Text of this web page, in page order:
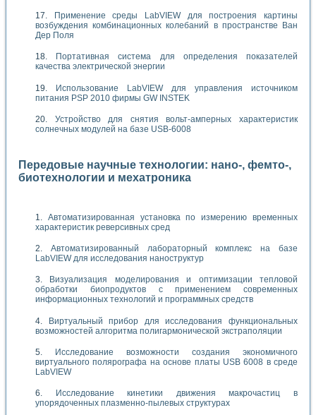
Применение среды LabVIEW для построения картины
возбуждения комбинационных колебаний в пространстве Ван
Дер Поля
Портативная система для определения показателей
качества электрической энергии
Использование LabVIEW для управления источником
питания PSP 2010 фирмы GW INSTEK
Устройство для снятия вольт-амперных характеристик
солнечных модулей на базе USB-6008
Передовые научные технологии: нано-, фемто-,
биотехнологии и мехатроника
Автоматизированная установка по измерению временных
характеристик реверсивных сред
Автоматизированный лабораторный комплекс на базе
LabVIEW для исследования наноструктур
Визуализация моделирования и оптимизации тепловой
обработки биопродуктов с применением современных
информационных технологий и программных средств
Виртуальный прибор для исследования функциональных
возможностей алгоритма полигармонической экстраполяции
Исследование возможности создания экономичного
виртуального полярографа на основе платы USB 6008 в среде
LabVIEW
Исследование кинетики движения макрочастиц в
упорядоченных плазменно-пылевых структурах